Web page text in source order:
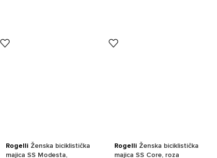
Rogelli Ženska biciklistička
majica SS Modesta,
Rogelli Ženska biciklistička
majica SS Core, roza